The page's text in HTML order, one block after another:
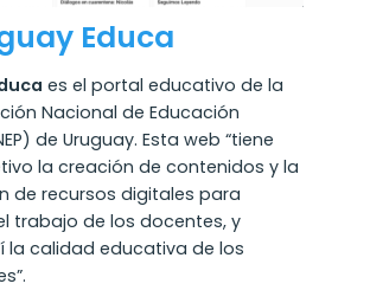
Educa
es el portal educativo de la
Nacional de Educación
de Uruguay. Esta web “tiene
la creación de contenidos y la
de recursos digitales para
trabajo de los docentes, y
la calidad educativa de los